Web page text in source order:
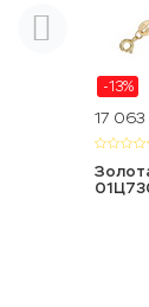
-13%
17 063